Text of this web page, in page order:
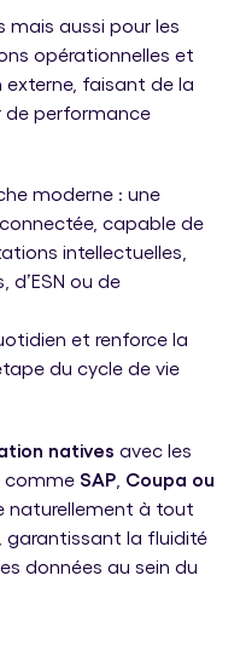
mais aussi pour les
opérationnelles et
faisant de la
de performance
moderne : une
capable de
intellectuelles,
d’ESN ou de
et renforce la
du cycle de vie
natives avec les
comme SAP Coupa ou
naturellement à tout
garantissant la fluidité
données au sein du